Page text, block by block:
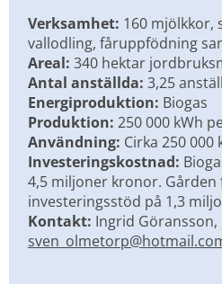
Verksamhet: 160 mjölkkor,
vallodling, fåruppfödning
Areal: 340 hektar
Antal anställda: 3,25
Energiproduktion: Biogas
Produktion: 250 000 kWh
Användning: Cirka 250 000
Investeringskostnad:
4,5 miljoner kronor. Gården
investeringsstöd på 1,3
Kontakt: